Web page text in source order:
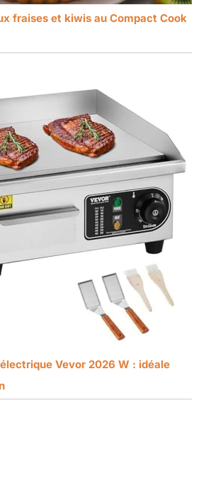
fraises et kiwis au Compact Cook
Vevor 2026 W : idéale